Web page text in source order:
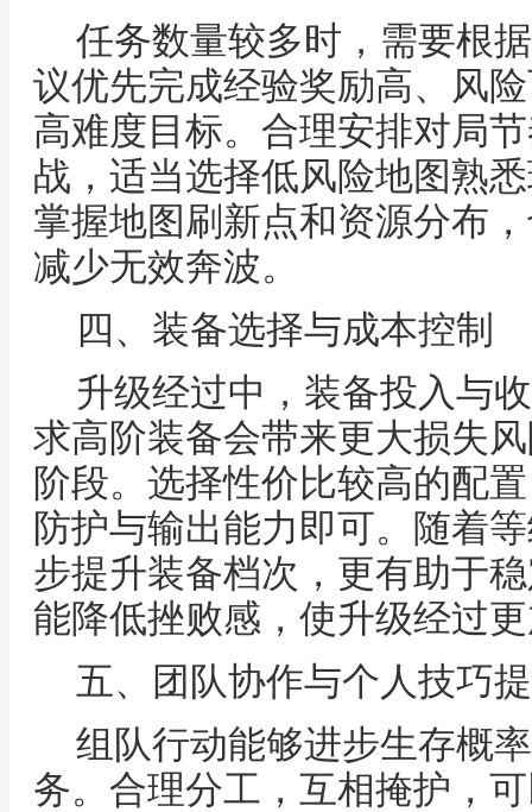
任务数量较多时，需要根
议优先完成经验奖励高、风
高难度目标。合理安排对局
战，适当选择低风险地图熟
掌握地图刷新点和资源分布
减少无效奔波。
四、装备选择与成本控制
升级经过中，装备投入与
求高阶装备会带来更大损失
阶段。选择性价比较高的配
防护与输出能力即可。随着
步提升装备档次，更有助于
能降低挫败感，使升级经过
五、团队协作与个人技巧
组队行动能够进步生存概
务。合理分工，互相掩护，